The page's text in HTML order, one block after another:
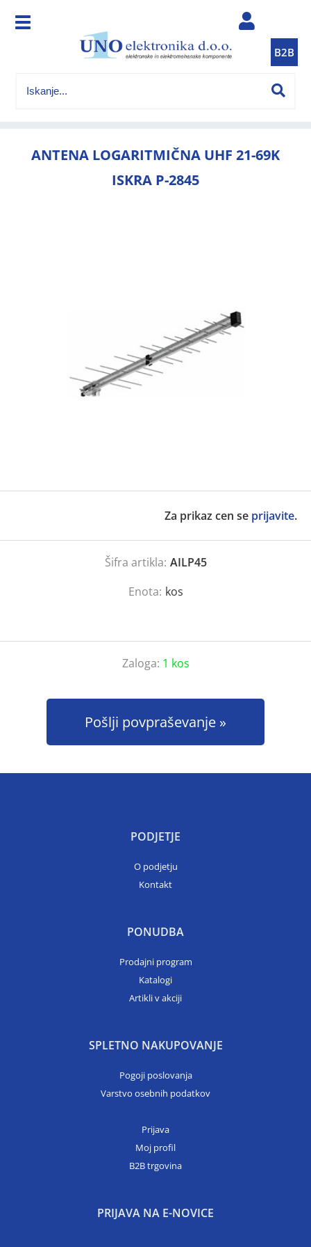
B2B
ANTENA LOGARITMIČNA UHF 21-69K
ISKRA P-2845
Za prikaz cen se prijavite.
Šifra artikla: AILP45
Enota: kos
Zaloga: 1 kos
Pošlji povpraševanje
PODJETJE
O podjetju
Kontakt
PONUDBA
Prodajni program
Katalogi
Artikli v akciji
SPLETNO NAKUPOVANJE
Pogoji poslovanja
Varstvo osebnih podatkov
Prijava
Moj profil
B2B trgovina
PRIJAVA NA E-NOVICE